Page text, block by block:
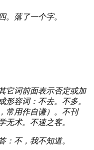
。落了一个字。
它词前面表示否定或加
形容词：不去。不多。
常用作自谦）。不刊
无术。不速之客。
：不，我不知道。